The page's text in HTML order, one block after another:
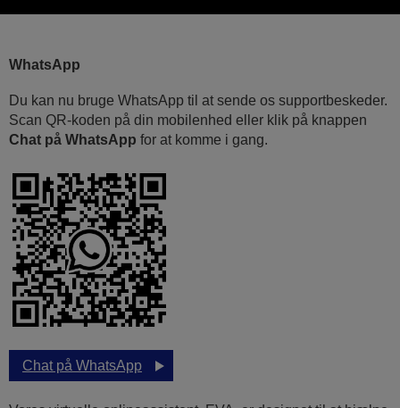
WhatsApp
Du kan nu bruge WhatsApp til at sende os supportbeskeder.
Scan QR-koden på din mobilenhed eller klik på knappen
Chat på WhatsApp for at komme i gang.
Chat på WhatsApp